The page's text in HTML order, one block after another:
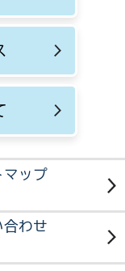
マップ
合わせ